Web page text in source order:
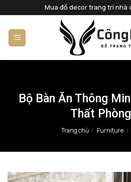
qua
nội
dung
Mua đồ decor trang trí nhà
Bộ Bàn Ăn Thông
Thất
Trang chủ / Furniture /